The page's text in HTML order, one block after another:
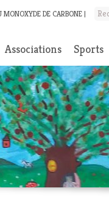
MONOXYDE DE CARBONE
Associations Sports